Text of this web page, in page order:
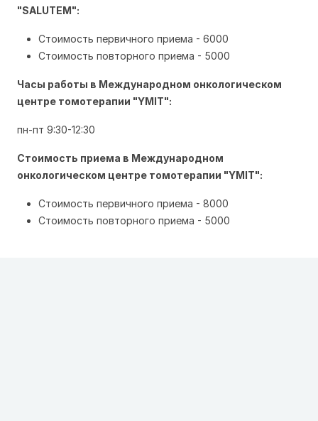
"SALUTEM":
Стоимость первичного приема - 6000
Стоимость повторного приема - 5000
Часы работы в Международном онкологическом
центре томотерапии "ҮМІТ":
пн-пт 9:30-12:30
Стоимость приема в Международном
онкологическом центре томотерапии "ҮМІТ":
Стоимость первичного приема - 8000
Стоимость повторного приема - 5000